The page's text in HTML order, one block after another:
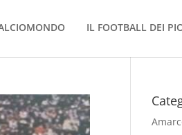
IL FOOTBALL DEI